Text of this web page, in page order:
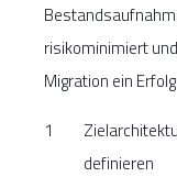
risikominimiert
Migration ein
definieren